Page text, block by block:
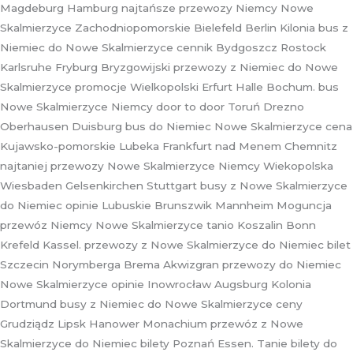
Magdeburg Hamburg najtańsze przewozy Niemcy Nowe
Skalmierzyce Zachodniopomorskie Bielefeld Berlin Kilonia bus z
Niemiec do Nowe Skalmierzyce cennik Bydgoszcz Rostock
Karlsruhe Fryburg Bryzgowijski przewozy z Niemiec do Nowe
Skalmierzyce promocje Wielkopolski Erfurt Halle Bochum. bus
Nowe Skalmierzyce Niemcy door to door Toruń Drezno
Oberhausen Duisburg bus do Niemiec Nowe Skalmierzyce cena
Kujawsko-pomorskie Lubeka Frankfurt nad Menem Chemnitz
najtaniej przewozy Nowe Skalmierzyce Niemcy Wiekopolska
Wiesbaden Gelsenkirchen Stuttgart busy z Nowe Skalmierzyce
do Niemiec opinie Lubuskie Brunszwik Mannheim Moguncja
przewóz Niemcy Nowe Skalmierzyce tanio Koszalin Bonn
Krefeld Kassel. przewozy z Nowe Skalmierzyce do Niemiec bilet
Szczecin Norymberga Brema Akwizgran przewozy do Niemiec
Nowe Skalmierzyce opinie Inowrocław Augsburg Kolonia
Dortmund busy z Niemiec do Nowe Skalmierzyce ceny
Grudziądz Lipsk Hanower Monachium przewóz z Nowe
Skalmierzyce do Niemiec bilety Poznań Essen. Tanie bilety do